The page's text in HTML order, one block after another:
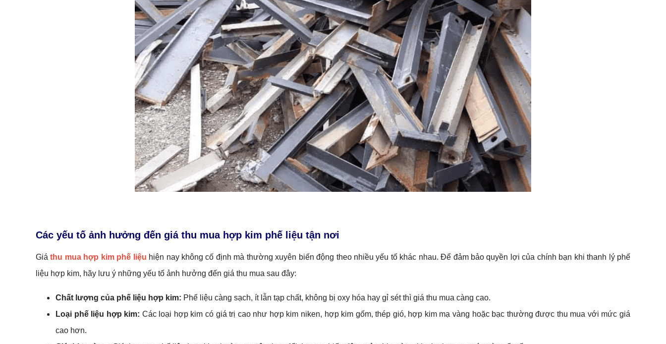
Các yếu tố ảnh hưởng đến giá thu mua hợp kim phế liệu tận nơi
Giáthu mua hợp kim phế liệu hiện nay không cố định mà thường xuyên biến động theo nhiều yếu tố khác nhau. Để đảm bảo quyền lợi của chính bạn khi thanh lý phế
liệu hợp kim, hãy lưu ý những yếu tố ảnh hưởng đến giá thu mua sau đây:
Chất lượng của phế liệu hợp kim: Phế liệu càng sạch, ít lẫn tạp chất, không bị oxy hóa hay gỉ sét thì giá thu mua càng cao.
Loại phế liệu hợp kim: Các loại hợp kim có giá trị cao như hợp kim niken, hợp kim gốm, thép gió, hợp kim mạ vàng hoặc bạc thường được thu mua với mức giá
cao hơn.